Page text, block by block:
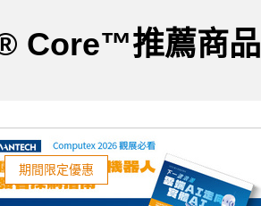
Core™推薦商品
期間限定優惠